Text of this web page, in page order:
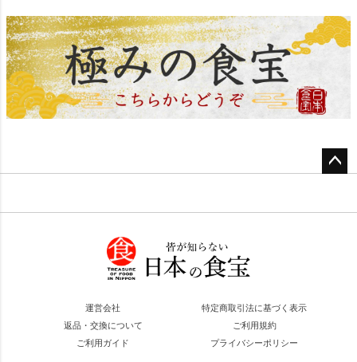
運営会社
特定商取引法に基づく表示
返品・交換について
ご利用規約
ご利用ガイド
プライバシーポリシー